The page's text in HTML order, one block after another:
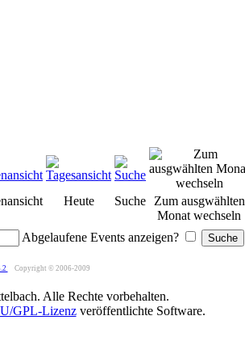
Heute Suche
Zum ausgwählten
Monat wechseln
Abgelaufene Events anzeigen?
Copyright © 2006-2009
Alle Rechte vorbehalten.
GPL-Lizenzveröffentlichte Software.